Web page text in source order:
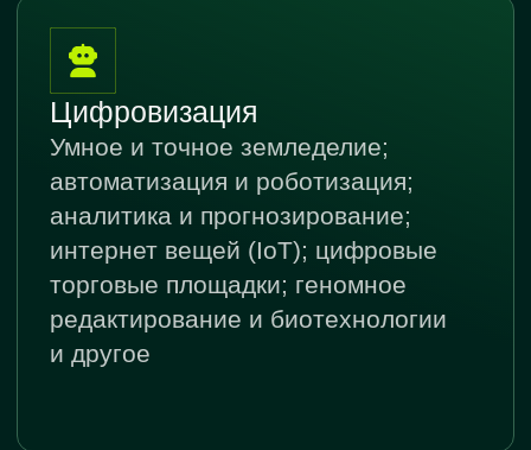
Мы свяжемся с вами
в течение дня
СТАТЬ ПОСЕТИТЕЛЕМ